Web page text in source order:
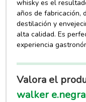
whisky es el
años de fabricación,
destilación y
alta calidad. Es
experiencia
Valora el
walker